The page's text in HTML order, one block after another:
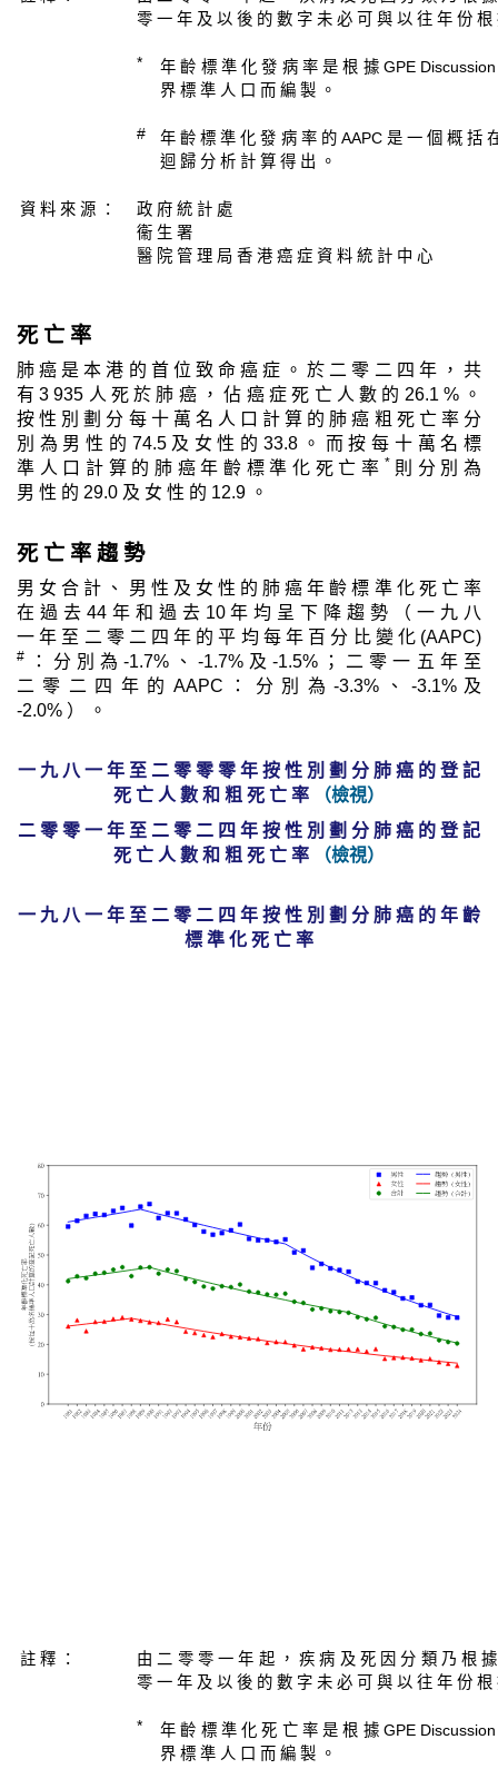
零 一 年 及 以 後 的 數 字 未 必 可 與 以 往 年 份
*
年 齡 標 準 化 發 病 率 是 根 據 GPE
界 標 準 人 口 而 編 製 。
#
年 齡 標 準 化 發 病 率 的 AAPC 是 一 個 概 括
迴 歸 分 析 計 算 得 出 。
資 料 來 源 ：
政 府 統 計 處
衞 生 署
醫 院 管 理 局 香 港 癌 症 資 料 統 計 中 心
死 亡 率
肺 癌 是 本 港 的 首 位 致 命 癌 症 。 於 二 零 二 四 年 ， 共
有 3 935 人 死 於 肺 癌 ， 佔 癌 症 死 亡 人 數 的 26.1 % 。
按 性 別 劃 分 每 十 萬 名 人 口 計 算 的 肺 癌 粗 死 亡 率 分
別 為 男 性 的 74.5 及 女 性 的 33.8 。 而 按 每 十 萬 名 標
準 人 口 計 算 的 肺 癌 年 齡 標 準 化 死 亡 率 * 則 分 別 為
男 性 的 29.0 及 女 性 的 12.9 。
死 亡 率 趨 勢
男 女 合 計 、 男 性 及 女 性 的 肺 癌 年 齡 標 準 化 死 亡 率
在 過 去 44 年 和 過 去 10 年 均 呈 下 降 趨 勢 （ 一 九 八
一 年 至 二 零 二 四 年 的 平 均 每 年 百 分 比 變 化 (AAPC)
#
： 分 別 為 -1.7% 、 -1.7% 及 -1.5% ； 二 零 一 五 年 至
二 零 二 四 年 的 AAPC ： 分 別 為 -3.3% 、 -3.1% 及
-2.0% ） 。
一 九 八 一 年 至 二 零 零 零 年 按 性 別 劃 分 肺 癌 的 登 記
死 亡 人 數 和 粗 死 亡 率
（檢視）
二 零 零 一 年 至 二 零 二 四 年 按 性 別 劃 分 肺 癌 的 登 記
死 亡 人 數 和 粗 死 亡 率
（檢視）
一 九 八 一 年 至 二 零 二 四 年 按 性 別 劃 分 肺 癌 的 年 齡
標 準 化 死 亡 率
註 釋 ：
由 二 零 零 一 年 起 ， 疾 病 及 死 因 分 類 乃 根
零 一 年 及 以 後 的 數 字 未 必 可 與 以 往 年 份
*
年 齡 標 準 化 死 亡 率 是 根 據 GPE
界 標 準 人 口 而 編 製 。